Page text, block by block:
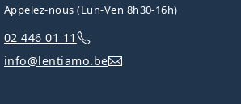
Appelez-nous (Lun-Ven 8h30-16h)
02 446 01 11
info@lentiamo.be